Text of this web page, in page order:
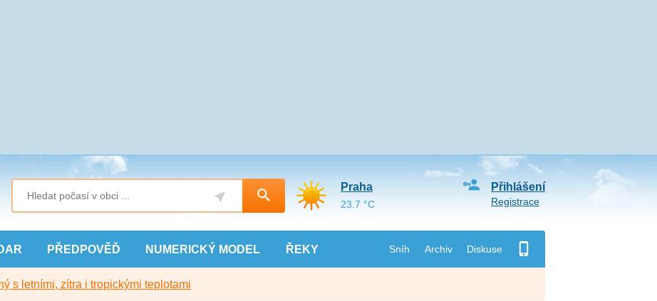
PŘEDPOVĚĎ NUMERICKÝ MODEL ŘEKY Sníh Archiv Diskuse
Přihlášení
Registrace
Praha
23.7 °C
s letními, zítra i tropickými teplotami